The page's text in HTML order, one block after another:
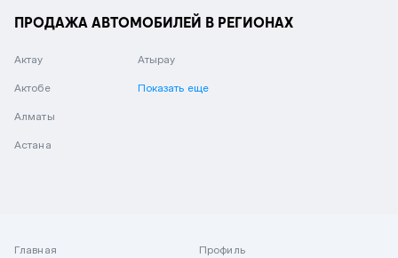
ПРОДАЖА АВТОМОБИЛЕЙ В РЕГИОНАХ
Актау
Актобе
Алматы
Астана
Атырау
Показать еще
Главная
Профиль